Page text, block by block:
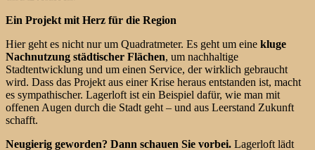
Ein Projekt mit Herz für die Region
Hier geht es nicht nur um Quadratmeter. Es geht um eine kluge
Nachnutzung städtischer Flächen, um nachhaltige
Stadtentwicklung und um einen Service, der wirklich gebraucht
wird. Dass das Projekt aus einer Krise heraus entstanden ist, macht
es sympathischer. Lagerloft ist ein Beispiel dafür, wie man mit
offenen Augen durch die Stadt geht – und aus Leerstand Zukunft
schafft.
Neugierig geworden? Dann schauen Sie vorbei. Lagerloft lädt